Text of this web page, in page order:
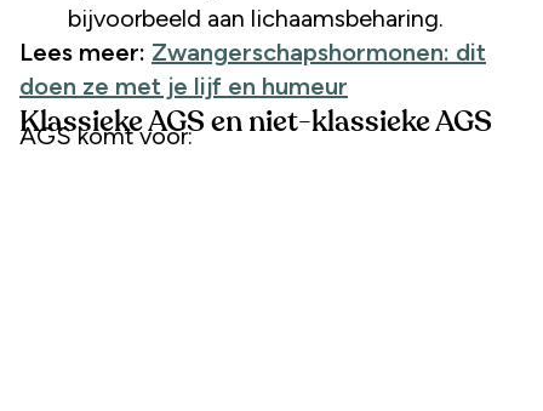
bijvoorbeeld aan lichaamsbeharing.
Lees meer: Zwangerschapshormonen: dit
doen ze met je lijf en humeur
Klassieke AGS en niet-klassieke AGS
AGS komt voor: